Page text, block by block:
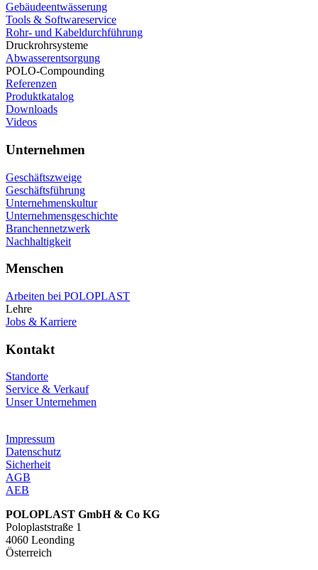
Gebäudeentwässerung
Tools & Softwareservice
Rohr- und Kabeldurchführung
Druckrohrsysteme
Abwasserentsorgung
POLO-Compounding
Referenzen
Produktkatalog
Downloads
Videos
Unternehmen
Geschäftszweige
Geschäftsführung
Unternehmenskultur
Unternehmensgeschichte
Branchennetzwerk
Nachhaltigkeit
Menschen
Arbeiten bei POLOPLAST
Lehre
Jobs & Karriere
Kontakt
Standorte
Service & Verkauf
Unser Unternehmen
Impressum
Datenschutz
Sicherheit
AGB
AEB
POLOPLAST GmbH & Co KG
Poloplaststraße 1
4060 Leonding
Österreich